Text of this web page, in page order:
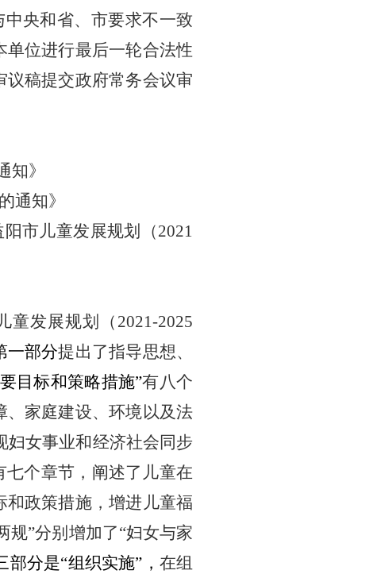
中央和省、市要求不一致
单位进行最后一轮合法性
稿提交政府常务会议审
》
通知》
市儿童发展规划（2021
童发展规划（2021-2025
一部分提出了指导思想、
目标和策略措施”有八个
家庭建设、环境以及法
妇女事业和经济社会同步
七个章节，阐述了儿童在
政策措施，增进儿童福
规”分别增加了“妇女与家
部分是“组织实施”， 在组